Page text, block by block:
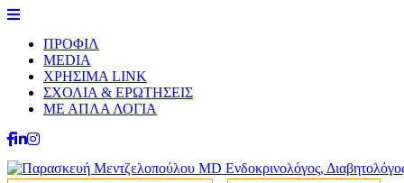
ΠΡΟΦΙΛ
MEDIA
ΧΡΗΣΙΜΑ LINK
ΣΧΟΛΙΑ & ΕΡΩΤΗΣΕΙΣ
ΜΕ ΑΠΛΑ ΛΟΓΙΑ